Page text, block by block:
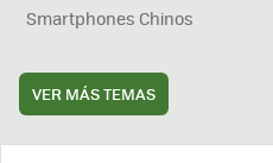
Smartphones Chinos
VER MÁS TEMAS